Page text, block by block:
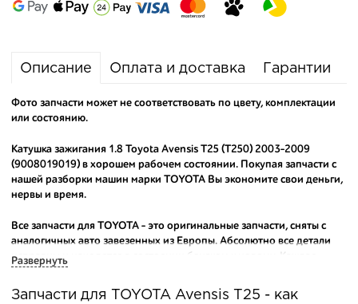
Описание Оплата и доставка Гарантии
Фото запчасти может не соответствовать по цвету, комплектации
или состоянию.
Катушка зажигания 1.8 Toyota Avensis T25 (T250) 2003-2009
(9008019019) в хорошем рабочем состоянии. Покупая запчасти с
нашей разборки машин марки TOYOTA Вы экономите свои деньги,
нервы и время.
Все запчасти для TOYOTA - это оригинальные запчасти, сняты с
аналогичных авто завезенных из Европы. Абсолютно все детали
исправны и находятся в состоянии близком к новому. Каждая
производителя.
Развернуть
Запчасти для TOYOTA Avensis T25 - как